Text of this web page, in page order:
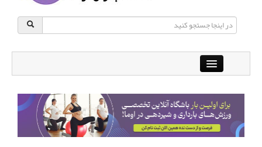
باشگاه آنلاین ورزشی اوما
دانشنامه سلامت بانوان پرسش و پاسخ